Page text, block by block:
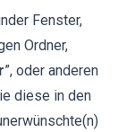
Fenster,
Ordner,
”, oder anderen
diese in den